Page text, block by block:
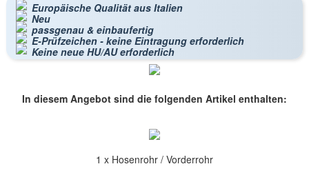
Europäische Qualität aus Italien
Neu
passgenau & einbaufertig
E-Prüfzeichen - keine Eintragung erforderlich
Keine neue HU/AU erforderlich
In diesem Angebot sind die folgenden Artikel enthalten:
1 x Hosenrohr / Vorderrohr